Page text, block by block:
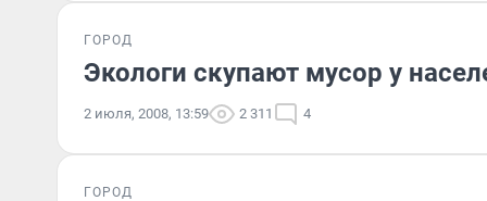
ГОРОД
Экологи скупают мусор у
2 июля, 2008, 13:59 2 311 4
ГОРОД